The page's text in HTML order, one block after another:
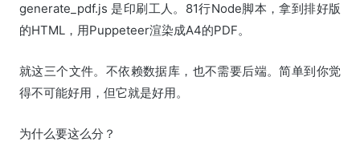
generate_pdf.js 是印刷工人。81行Node脚本，拿到排好版
的HTML，用Puppeteer渲染成A4的PDF。
就这三个文件。不依赖数据库，也不需要后端。简单到你觉
得不可能好用，但它就是好用。
为什么要这么分？